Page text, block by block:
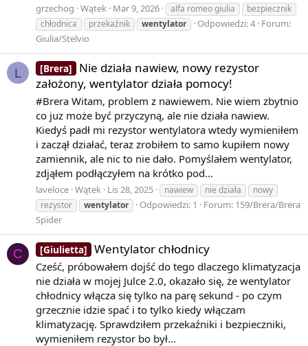
grzechog Wątek Mar 9, 2026 alfa romeo giulia
bezpiecznik
chłodnica
przekaźnik wentylator Odpowiedzi: 4 Forum:
Giulia/Stelvio
L [Brera]
Nie działa nawiew, nowy rezystor
założony, wentylator działa pomocy!
#Brera Witam, problem z nawiewem. Nie wiem zbytnio
co juz może być przyczyną, ale nie działa nawiew.
Kiedyś padł mi rezystor wentylatora wtedy wymieniłem
i zaczął działać, teraz zrobiłem to samo kupiłem nowy
zamiennik, ale nic to nie dało. Pomyślałem wentylator,
zdjąłem podłączyłem na krótko pod...
laveloce Wątek Lis 28, 2025 nawiew nie działa
nowy
rezystor
wentylator Odpowiedzi: 1 Forum: 159/Brera/Brera
Spider
C [Giulietta] Wentylator chłodnicy
Cześć, próbowałem dojść do tego dlaczego klimatyzacja
nie działa w mojej Julce 2.0, okazało się, że wentylator
chłodnicy włącza się tylko na parę sekund - po czym
grzecznie idzie spać i to tylko kiedy włączam
klimatyzację. Sprawdziłem przekaźniki i bezpieczniki,
wymieniłem rezystor bo był...